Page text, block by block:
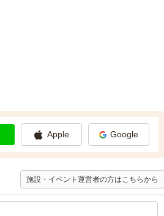
Apple Google
施設・イベント運営者の方はこちらから